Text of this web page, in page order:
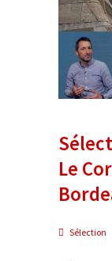
Le
Sélection